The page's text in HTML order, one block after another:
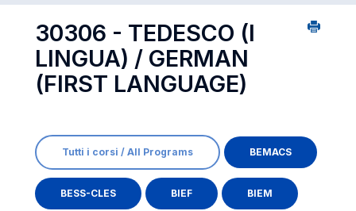
30306 - TEDESCO (I
LINGUA) / GERMAN
(FIRST LANGUAGE)
Tutti i corsi / All Programs BEMACS
BESS-CLES BIEF BIEM